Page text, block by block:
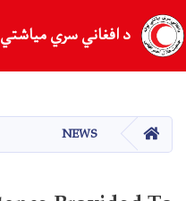
د افغاني سري میاشتي
کور NEWS